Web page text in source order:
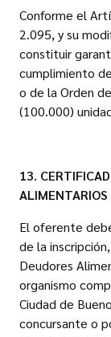
Conforme el
2.095, y su
constituir
cumplimiento
o de la Orden
(100.000)
13.
ALIMENTARIOS
El oferente
de la
Deudores
organismo
Ciudad de
concursante o